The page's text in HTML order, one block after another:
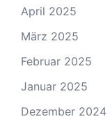
April 2025
März 2025
Februar 2025
Januar 2025
Dezember 2024